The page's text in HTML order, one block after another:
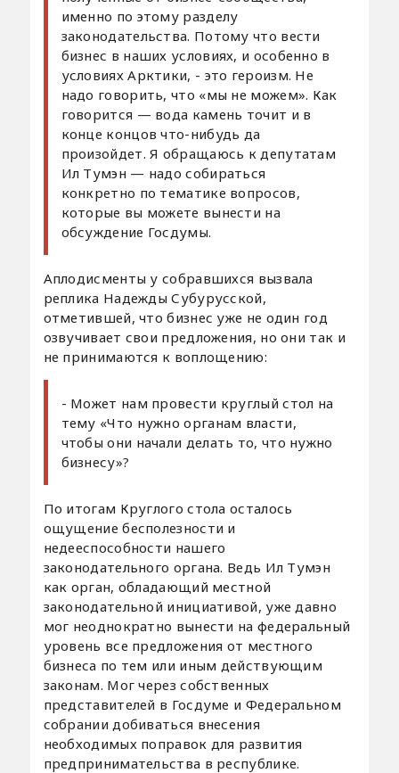
именно по этому разделу
законодательства. Потому что вести
бизнес в наших условиях, и особенно в
условиях Арктики, - это героизм. Не
надо говорить, что «мы не можем». Как
говорится — вода камень точит и в
конце концов что-нибудь да
произойдет. Я обращаюсь к депутатам
Ил Тумэн — надо собираться
конкретно по тематике вопросов,
которые вы можете вынести на
обсуждение Госдумы.
Аплодисменты у собравшихся вызвала
реплика Надежды Субурусской,
отметившей, что бизнес уже не один год
озвучивает свои предложения, но они так и
не принимаются к воплощению:
- Может нам провести круглый стол на
тему «Что нужно органам власти,
чтобы они начали делать то, что нужно
бизнесу»?
По итогам Круглого стола осталось
ощущение бесполезности и
недееспособности нашего
законодательного органа. Ведь Ил Тумэн
как орган, обладающий местной
законодательной инициативой, уже давно
мог неоднократно вынести на федеральный
уровень все предложения от местного
бизнеса по тем или иным действующим
законам. Мог через собственных
представителей в Госдуме и Федеральном
собрании добиваться внесения
необходимых поправок для развития
предпринимательства в республике.